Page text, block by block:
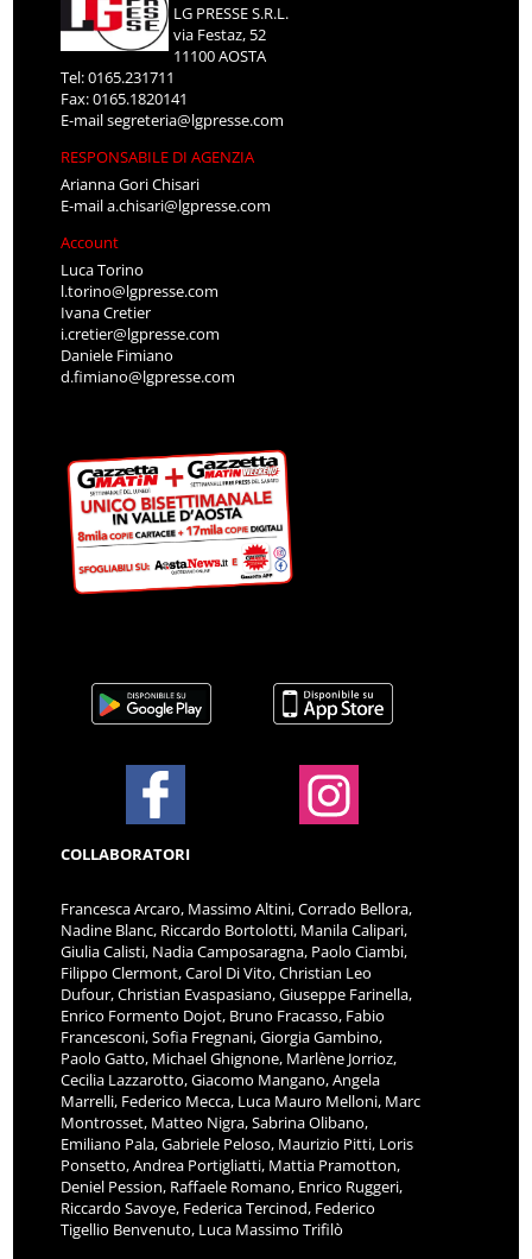
LG PRESSE S.R.L.
via Festaz, 52
11100 AOSTA
Tel: 0165.231711
Fax: 0165.1820141
E-mailsegreteria@lgpresse.com
RESPONSABILE DI AGENZIA
Arianna Gori Chisari
E-maila.chisari@lgpresse.com
Account
Luca Torino
l.torino@lgpresse.com
Ivana Cretier
i.cretier@lgpresse.com
Daniele Fimiano
d.fimiano@lgpresse.com
COLLABORATORI
Francesca Arcaro, Massimo Altini, Corrado Bellora,
Nadine Blanc, Riccardo Bortolotti, Manila Calipari,
Giulia Calisti, Nadia Camposaragna, Paolo Ciambi,
Filippo Clermont, Carol Di Vito, Christian Leo
Dufour, Christian Evaspasiano, Giuseppe Farinella,
Enrico Formento Dojot, Bruno Fracasso, Fabio
Francesconi, Sofia Fregnani, Giorgia Gambino,
Paolo Gatto, Michael Ghignone, Marlène Jorrioz,
Cecilia Lazzarotto, Giacomo Mangano, Angela
Marrelli, Federico Mecca, Luca Mauro Melloni, Marc
Montrosset, Matteo Nigra, Sabrina Olibano,
Emiliano Pala, Gabriele Peloso, Maurizio Pitti, Loris
Ponsetto, Andrea Portigliatti, Mattia Pramotton,
Deniel Pession, Raffaele Romano, Enrico Ruggeri,
Riccardo Savoye, Federica Tercinod, Federico
Tigellio Benvenuto, Luca Massimo Trifilò